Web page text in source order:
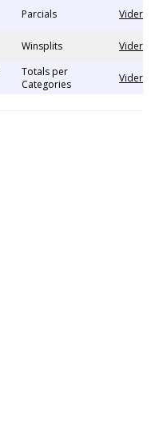
Parcials Vider
Winsplits
Vider
Totals per
Categories
Vider